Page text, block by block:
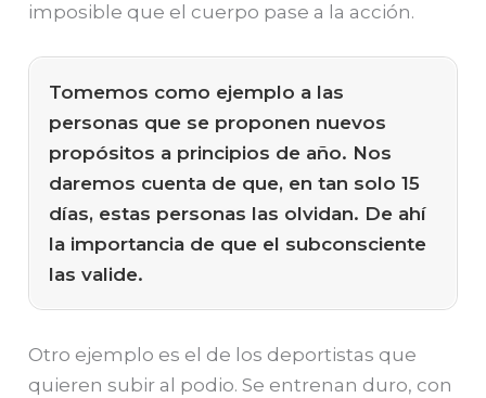
imposible que el cuerpo pase a la acción.
Tomemos como ejemplo a las
personas que se proponen nuevos
propósitos a principios de año. Nos
daremos cuenta de que, en tan solo 15
días, estas personas las olvidan. De ahí
la importancia de que el subconsciente
las valide.
Otro ejemplo es el de los deportistas que
quieren subir al podio. Se entrenan duro, con